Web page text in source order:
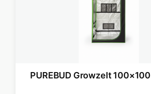
PUREBUD Growzelt